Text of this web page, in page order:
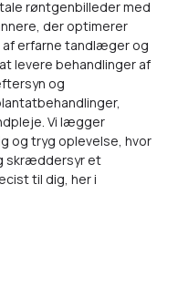
røntgenbilleder med
der optimerer
erfarne tandlæger og
levere behandlinger af
og
Vi lægger
og tryg oplevelse, hvor
skræddersyr et
til dig, her i